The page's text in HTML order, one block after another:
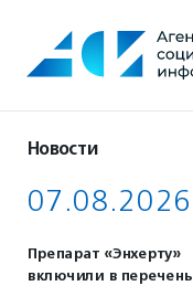
содержанию
Новости
07.08.2026
Препарат «Энхерту»
включили в перечень